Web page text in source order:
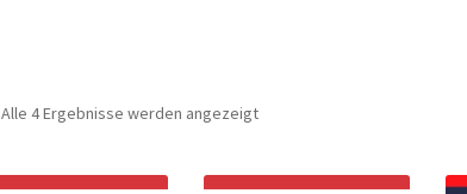
Alle 4 Ergebnisse werden angezeigtNach